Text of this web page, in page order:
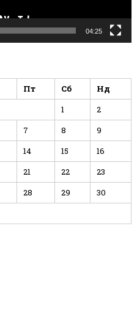
04:25
Пт Сб
Нд
1
2
7 8
9
14 15
16
21 22
23
28 29
30